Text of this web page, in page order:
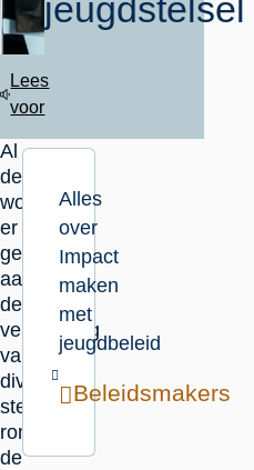
jeugdstelsel
Lees
voor
Al
decennia
wordt
er
gewerkt
aan
de
verbetering
van
diverse
stelsels
rond
de
Alles
over
Impact
maken
met
jeugdbeleid
Beleidsmakers